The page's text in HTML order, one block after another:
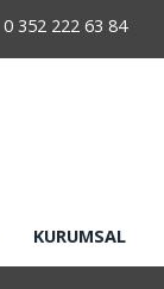
0 352 222 63 84
KURUMSAL